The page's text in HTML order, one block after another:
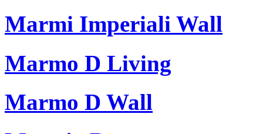
Marmi Imperiali Wall
Marmo D Living
Marmo D Wall